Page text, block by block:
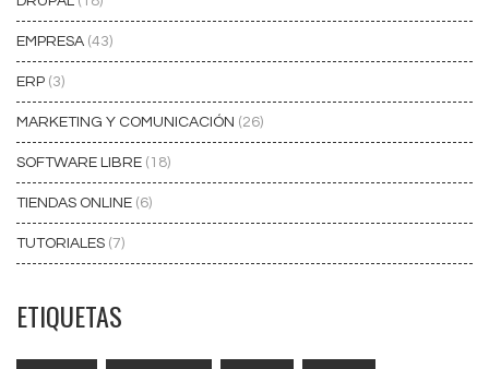
EMPRESA (43)
ERP (3)
MARKETING Y COMUNICACIÓN (26)
SOFTWARE LIBRE (18)
TIENDAS ONLINE (6)
TUTORIALES (7)
ETIQUETAS